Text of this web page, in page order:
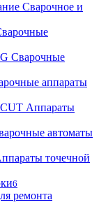
Сварочное и
Сварочные
аппараты
Аппараты
автоматы
точечной
6
ремонта